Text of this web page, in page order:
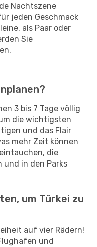
Nachtszene
jeden Geschmack
als Paar oder
Sie
3 bis 7 Tage völlig
die wichtigsten
und das Flair
mehr Zeit können
die
und in den Parks
um Türkei zu
auf vier Rädern!
und